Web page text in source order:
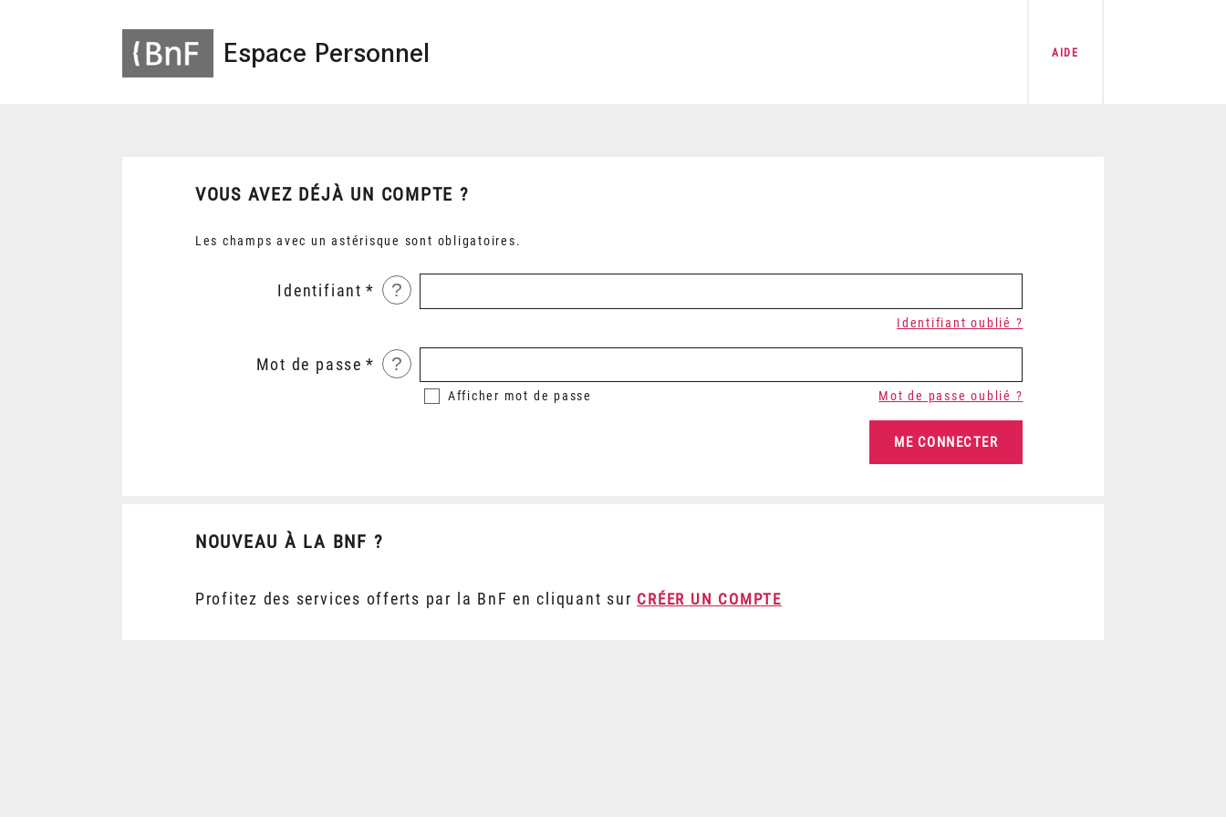
Espace Personnel AIDE
VOUS AVEZ DÉJÀ UN COMPTE ?
Les champs avec un astérisque sont obligatoires.
Identifiant ?
Identifiant oublié ?
Mot de passe ?
Afficher mot de passe Mot de passe oublié ?
NOUVEAU À LA BNF ?
Profitez des services offerts par la BnF en cliquant sur CRÉER UN COMPTE